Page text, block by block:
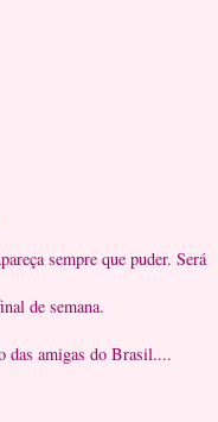
sempre que puder. Será
de semana.
das amigas do Brasil....